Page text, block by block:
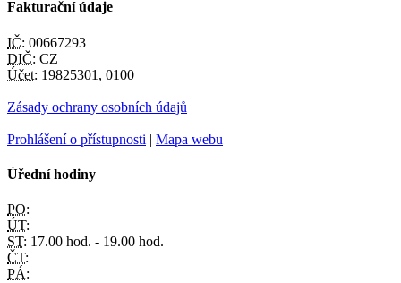
Fakturační údaje
IČ: 00667293
DIČ: CZ
Účet: 19825301, 0100
Zásady ochrany osobních údajů
Prohlášení o přístupnosti | Mapa webu
Úřední hodiny
PO:
ÚT:
ST: 17.00 hod. - 19.00 hod.
ČT:
PÁ: